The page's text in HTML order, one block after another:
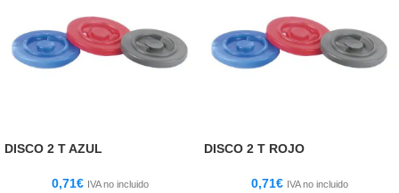
DISCO 2 T AZUL
0,71€ IVA no incluido
DISCO 2 T ROJO
0,71€ IVA no incluido